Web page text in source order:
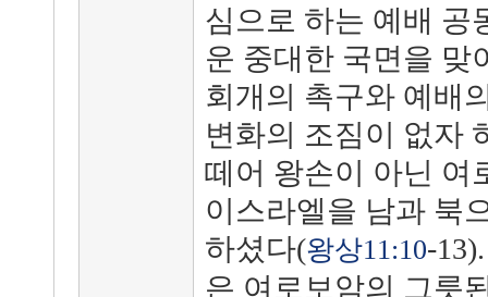
심으로 하는 예배 공
운 중대한 국면을 맞
회개의 촉구와 예배
변화의 조짐이 없자
떼어 왕손이 아닌 여
이스라엘을 남과 북
하셨다(왕상11:10-
은 여로보암의 그릇